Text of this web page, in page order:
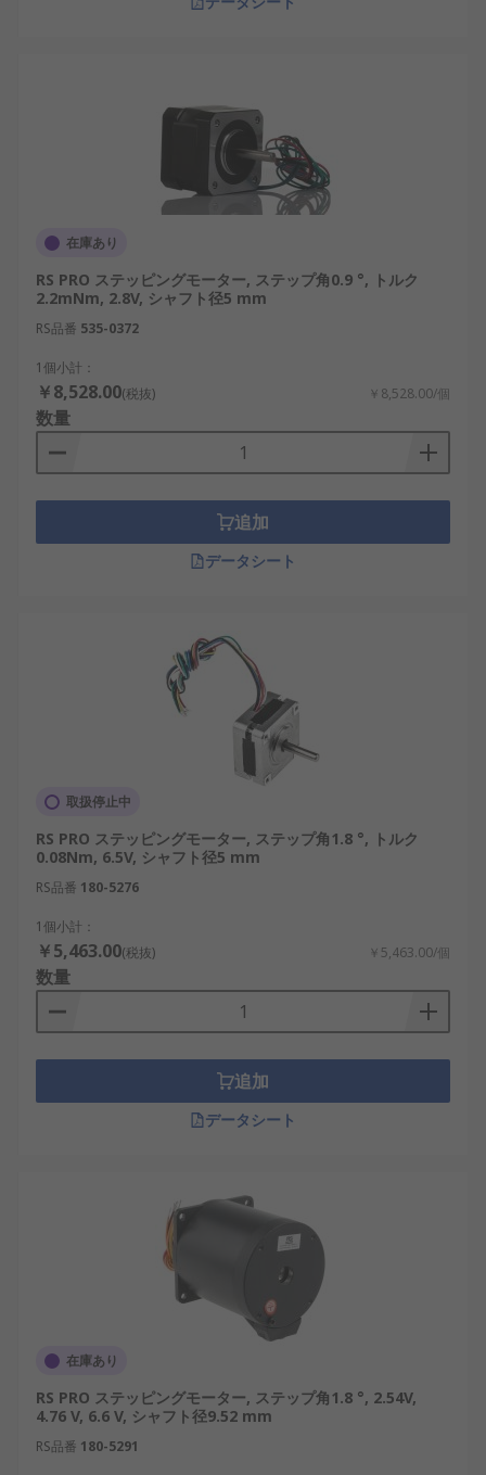
在庫あり
RS PRO ステッピングモーター, ステップ角0.9 °, トルク
2.2mNm, 2.8V, シャフト径5 mm
RS品番 535-0372
1個小計：
￥8,528.00(税抜) ￥8,528.00/個
数量
追加
データシート
取扱停止中
RS PRO ステッピングモーター, ステップ角1.8 °, トルク
0.08Nm, 6.5V, シャフト径5 mm
RS品番 180-5276
1個小計：
￥5,463.00(税抜) ￥5,463.00/個
数量
追加
データシート
在庫あり
RS PRO ステッピングモーター, ステップ角1.8 °, 2.54V,
4.76 V, 6.6 V, シャフト径9.52 mm
RS品番 180-5291